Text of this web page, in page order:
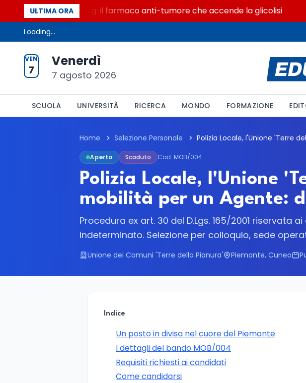
ULTIMA ORA
secolo di Warburg: il farmaco anti-tumore che accende la glicolisi
Loading...
VEN
7
Venerdì
7 agosto 2026
SCUOLA UNIVERSITÀ RICERCA MONDO FORMAZIONE
Home Selezione Personale
Aperto Scaduto Cod. MOB/004
Polizia Locale, l'Unione
mobilità per un Agente:
Procedura ex art. 30 del D.Lgs. 165/2001 riservata
indeterminato. Selezione per colloquio, sede
Unione dei Comuni 'Terre della Pianura' Piemonte, Cuneo
Indice
Un posto in divisa nel cuore del Piemonte
I dettagli del bando MOB/004
Requisiti richiesti ai candidati
Come candidarsi